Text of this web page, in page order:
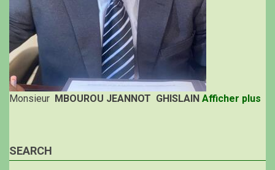
Monsieur MBOUROU JEANNOT GHISLAIN Afficher plus
SEARCH